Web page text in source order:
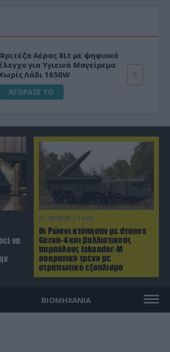
Αέρος 8Lt με ψηφιακό
για Υγιεινό Μαγείρεμα
Λάδι 1650W
ΑΓΟΡΑΣΕ ΤΟ
07.08.2026 | 14:02
Οι Ρώσοι κτύπησαν με drones
Geran-4 και βαλλιστικούς
πυραύλους Iskander-M
ουκρανικό τρένο με
στρατιωτικό εξοπλισμό
να
ΒΙΟΜΗΧΑΝΙΑ